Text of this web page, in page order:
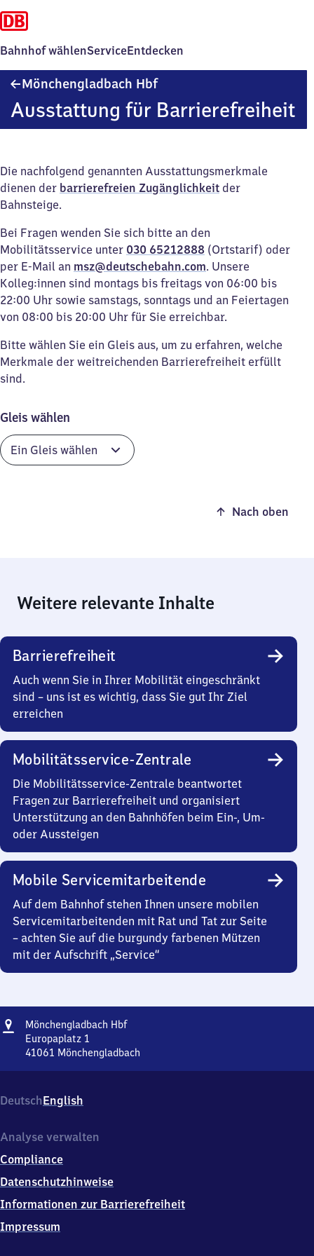
Bahnhof wählenServiceEntdecken
Mönchengladbach HbfMönchengladbach
Ausstattung für Barrierefreiheit
Die nachfolgend genannten Ausstattungsmerkmale
dienen der barrierefreien Zugänglichkeit der
Bahnsteige.
Bei Fragen wenden Sie sich bitte an den
Mobilitätsservice unter 030 65212888 (Ortstarif) oder
per E-Mail an msz@deutschebahn.com. Unsere
Kolleg:innen sind montags bis freitags von 06:00 bis
22:00 Uhr sowie samstags, sonntags und an Feiertagen
von 08:00 bis 20:00 Uhr für Sie erreichbar.
Bitte wählen Sie ein Gleis aus, um zu erfahren, welche
Merkmale der weitreichenden Barrierefreiheit erfüllt
sind.
Gleis wählen
Nach oben
Weitere relevante Inhalte
Barrierefreiheit
Auch wenn Sie in Ihrer Mobilität eingeschränkt
sind – uns ist es wichtig, dass Sie gut Ihr Ziel
erreichen
Mobilitätsservice-Zentrale
Die Mobilitätsservice-Zentrale beantwortet
Fragen zur Barrierefreiheit und organisiert
Unterstützung an den Bahnhöfen beim Ein-, Um-
oder Aussteigen
Mobile Servicemitarbeitende
Auf dem Bahnhof stehen Ihnen unsere mobilen
Servicemitarbeitenden mit Rat und Tat zur Seite
– achten Sie auf die burgundy farbenen Mützen
mit der Aufschrift „Service“
Adresse
Mönchengladbach HbfMönchengladbach
Europaplatz 1
41061 Mönchengladbach
Europaplatz
1,
1
6
1
DeutschEnglish
Analyse verwalten
Compliance
Datenschutzhinweise
Informationen zur Barrierefreiheit
Impressum